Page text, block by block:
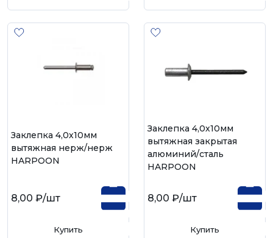
Заклепка 4,0х10мм
вытяжная нерж/нерж
HARPOON
8,00 ₽/шт
Купить
Заклепка 4,0х10мм
вытяжная закрытая
алюминий/сталь
HARPOON
8,00 ₽/шт
Купить